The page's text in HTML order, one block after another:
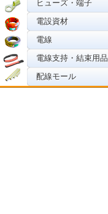
ヒューズ・端子
電設資材
電線
電線支持・結束用品
配線モール